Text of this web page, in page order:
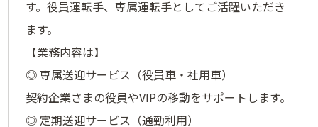
す。役員運転手、専属運転手としてご活躍いただき
ます。
【業務内容は】
◎ 専属送迎サービス（役員車・社用車）
契約企業さまの役員やVIPの移動をサポートします。
◎ 定期送迎サービス（通勤利用）